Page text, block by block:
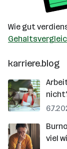
Wie gut
karriere.blog
viel